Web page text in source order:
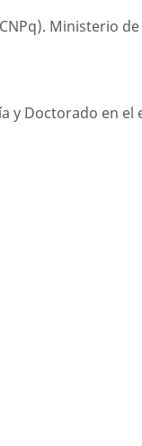
Ministerio de
y Doctorado en el